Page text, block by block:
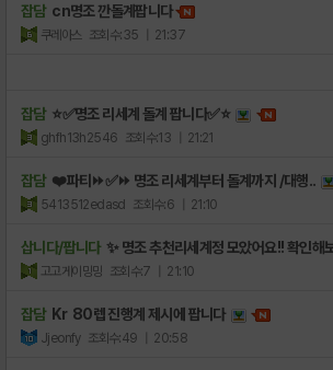
잡담 cn명조 깐돌계팝니다
쿠레아스 조회수:35 | 21:37
잡담 ⭐✅명조 리세계 돌계 팝니다✅⭐
ghfh13h2546 조회수:13 | 21:21
잡담 ❤️파티⏩✅⏩ 명조 리세계부터 돌계까지 /대행..
5413512edasd 조회수:6 | 21:10
삽니다/팝니다 ✨ 명조 추천리세계정 모았어요!! 확인해
고고게이밍밍 조회수:7 | 21:10
잡담 Kr 80렙 진행계 제시에 팝니다
Jjeonfy 조회수:49 | 20:58